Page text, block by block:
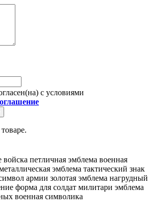
с условиями
войска петличная эмблема военная
эмблема тактический знак
армии золотая эмблема нагрудный
форма для солдат милитари эмблема
военная символика